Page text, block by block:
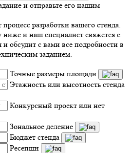
и отправьте его нашим
разработки вашего стенда.
и наш специалист свяжется с
обсудит с вами все подробности в
заданием.
Точные размеры площади
Этажность или высотность стенда
Конкурсный проект или нет
Зональное деление
Бюджет стенда
Ресепшн